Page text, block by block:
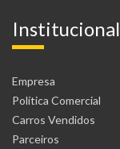
Institucional
Empresa
Política Comercial
Carros Vendidos
Parceiros